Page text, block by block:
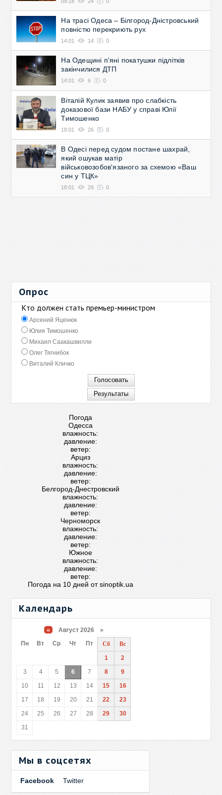
На трасі Одеса – Білгород-Дністровський
повністю перекриють рух
14:01 14 0
На Одещині п'яні покатушки підлітків
закінчилися ДТП
14:01 6 0
Віталій Кулик заявив про слабкість
доказової бази НАБУ у справі Юлії
Тимошенко
18:01 26 0
В Одесі перед судом постане шахрай,
який ошукав матір
військовозобов'язаного за схемою «Ваш
син у ТЦК»
18:01 29 0
Опрос
Кто должен стать премьер-министром
Арсений Яценюк
Юлия Тимошенко
Михаил Саакашвилли
Олег Тягнибок
Виталий Кличко
Погода
Одесса
влажность:
давление:
ветер:
Арциз
влажность:
давление:
ветер:
Белгород-Днестровский
влажность:
давление:
ветер:
Черноморск
влажность:
давление:
ветер:
Южное
влажность:
давление:
ветер:
Погода на 10 дней отsinoptik.ua
Календарь
« Август 2026 »
Пн
Вт Ср Чт Пт Сб
Вс
1
2
3
4 5 6 7 8
9
10
11 12 13 14 15
16
17
18 19 20 21 22
23
24
25 26 27 28 29
30
31
Мы в соцсетях
Facebook Twitter